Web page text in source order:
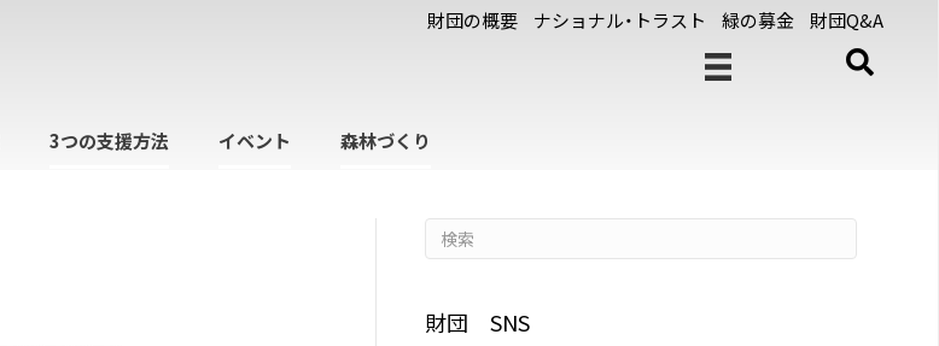
財団の概要 ナショナル・トラスト 緑の募金 財団Q&A
3つの支援方法 イベント 森林づくり
財団 SNS